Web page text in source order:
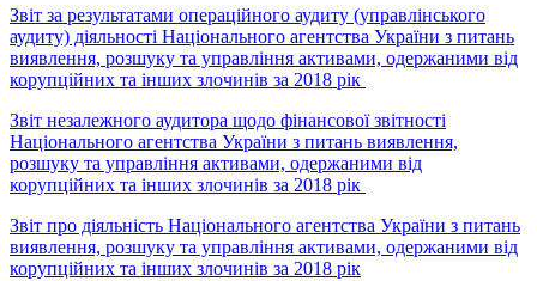
Звіт за результатами операційного аудиту (управлінського
аудиту) діяльності Національного агентства України з питань
виявлення, розшуку та управління активами, одержаними від
корупційних та інших злочинів за 2018 рік
Звіт незалежного аудитора щодо фінансової звітності
Національного агентства України з питань виявлення,
розшуку та управління активами, одержаними від
корупційних та інших злочинів за 2018 рік
Звіт про діяльність Національного агентства України з питань
виявлення, розшуку та управління активами, одержаними від
корупційних та інших злочинів за 2018 рік